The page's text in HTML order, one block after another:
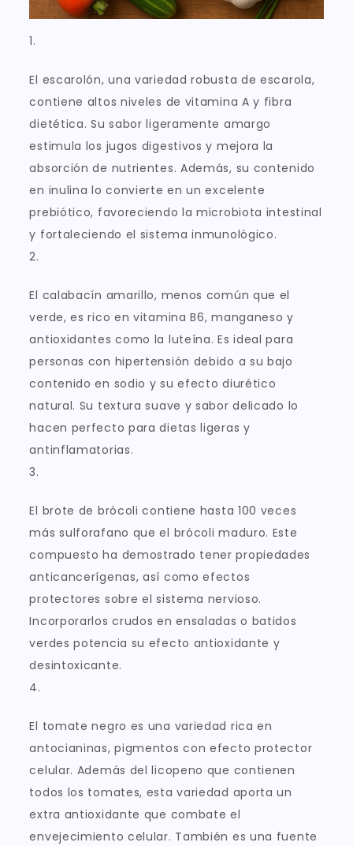
1.
El escarolón, una variedad robusta de escarola,
contiene altos niveles de vitamina A y fibra
dietética. Su sabor ligeramente amargo
estimula los jugos digestivos y mejora la
absorción de nutrientes. Además, su contenido
en inulina lo convierte en un excelente
prebiótico, favoreciendo la microbiota intestinal
y fortaleciendo el sistema inmunológico.
2.
El calabacín amarillo, menos común que el
verde, es rico en vitamina B6, manganeso y
antioxidantes como la luteína. Es ideal para
personas con hipertensión debido a su bajo
contenido en sodio y su efecto diurético
natural. Su textura suave y sabor delicado lo
hacen perfecto para dietas ligeras y
antinflamatorias.
3.
El brote de brócoli contiene hasta 100 veces
más sulforafano que el brócoli maduro. Este
compuesto ha demostrado tener propiedades
anticancerígenas, así como efectos
protectores sobre el sistema nervioso.
Incorporarlos crudos en ensaladas o batidos
verdes potencia su efecto antioxidante y
desintoxicante.
4.
El tomate negro es una variedad rica en
antocianinas, pigmentos con efecto protector
celular. Además del licopeno que contienen
todos los tomates, esta variedad aporta un
extra antioxidante que combate el
envejecimiento celular. También es una fuente